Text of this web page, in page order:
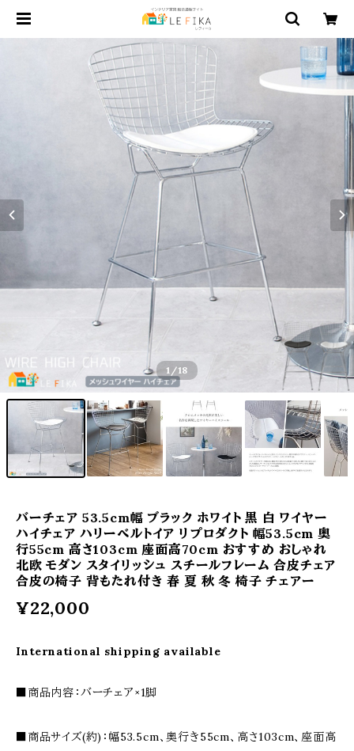
1 /18
バーチェア 53.5cm幅 ブラック ホワイト 黒 白 ワイヤー
ハイチェア ハリーベルトイア リプロダクト 幅53.5cm 奥
行55cm 高さ103cm 座面高70cm おすすめ おしゃれ
北欧 モダン スタイリッシュ スチールフレーム 合皮チェア
合皮の椅子 背もたれ付き 春 夏 秋 冬 椅子 チェアー
¥22,000
International shipping available
■商品内容：バーチェア×1脚
■商品サイズ(約)：幅53.5cm、奥行き55cm、高さ103cm、座面高